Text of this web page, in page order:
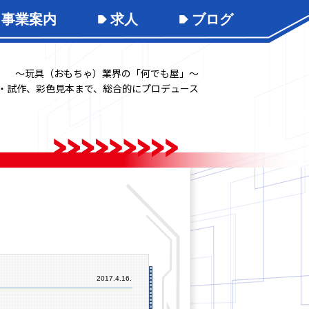
事業案内 求人 ブログ
～玩具（おもちゃ）業界の「何でも屋」～
試作、彩色見本まで、総合的にプロデュース
2017.4.16.